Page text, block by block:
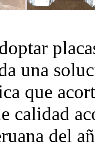
una
que
calidad
del